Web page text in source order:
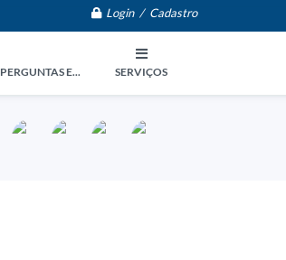
Login / Cadastro
PERGUNTAS E... SERVIÇOS